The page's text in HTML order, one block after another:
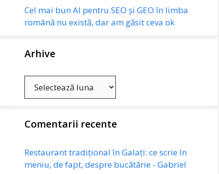
Cel mai bun AI pentru SEO și GEO în limba
română nu există, dar am găsit ceva ok
Arhive
Comentarii recente
Restaurant tradițional în Galați: ce scrie în
meniu, de fapt, despre bucătărie - Gabriel